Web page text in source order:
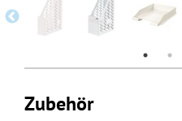
Zubehör